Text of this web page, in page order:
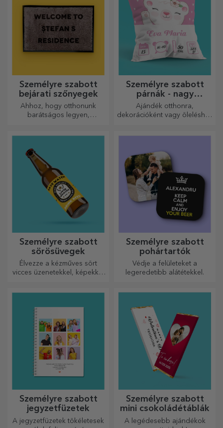
Személyre szabott
bejárati szőnyegek
Ahhoz, hogy otthonunk
barátságos legyen,
így a legvonzóbb
szőnyegeket kapja!
Személyre szabott
párnák - nagy
méretben
Ajándék otthonra,
dekorációként vagy öleléshez
Személyre szabott
sörösüvegek
Élvezze a kézműves sört
vicces üzenetekkel, képekkel
Személyre szabott
pohártartók
Védje a felületeket a
legeredetibb alátétekkel.
Személyre szabott
jegyzetfüzetek
A jegyzetfüzetek tökéletesek
Személyre szabott
mini csokoládétáblák
A legédesebb ajándékok